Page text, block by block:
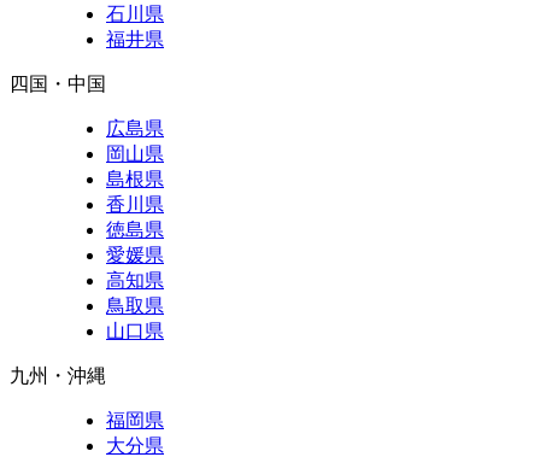
石川県
福井県
四国・中国
広島県
岡山県
島根県
香川県
徳島県
愛媛県
高知県
鳥取県
山口県
九州・沖縄
福岡県
大分県